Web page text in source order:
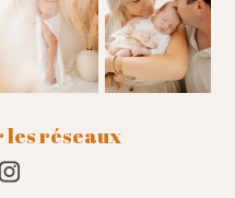
les réseaux